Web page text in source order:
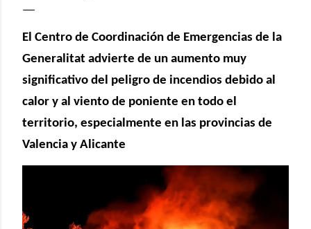
El Centro de Coordinación de Emergencias de la
Generalitat advierte de un aumento muy
significativo del peligro de incendios debido al
calor y al viento de poniente en todo el
territorio, especialmente en las provincias de
Valencia y Alicante